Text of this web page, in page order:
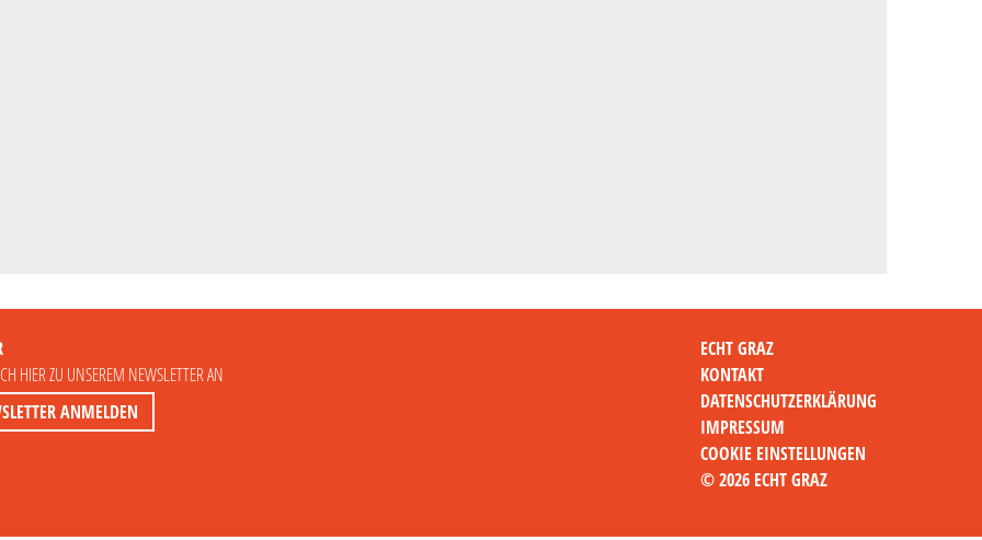
HIER ZU UNSEREM NEWSLETTER AN
ANMELDEN
ECHT GRAZ
KONTAKT
DATENSCHUTZERKLÄRUNG
IMPRESSUM
COOKIE EINSTELLUNGEN
© 2026 ECHT GRAZ